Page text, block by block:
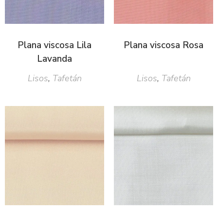
Plana viscosa Lila
Lavanda
Lisos, Tafetán
Plana viscosa Rosa
Lisos, Tafetán